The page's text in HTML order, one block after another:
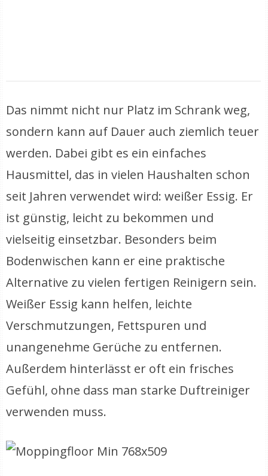
Das nimmt nicht nur Platz im Schrank weg,
sondern kann auf Dauer auch ziemlich teuer
werden. Dabei gibt es ein einfaches
Hausmittel, das in vielen Haushalten schon
seit Jahren verwendet wird: weißer Essig. Er
ist günstig, leicht zu bekommen und
vielseitig einsetzbar. Besonders beim
Bodenwischen kann er eine praktische
Alternative zu vielen fertigen Reinigern sein.
Weißer Essig kann helfen, leichte
Verschmutzungen, Fettspuren und
unangenehme Gerüche zu entfernen.
Außerdem hinterlässt er oft ein frisches
Gefühl, ohne dass man starke Duftreiniger
verwenden muss.